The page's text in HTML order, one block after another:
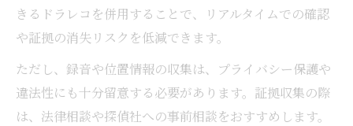
きるドラレコを併用することで、リアルタイムでの確認
や証拠の消失リスクを低減できます。
ただし、録音や位置情報の収集は、プライバシー保護や
違法性にも十分留意する必要があります。証拠収集の際
は、法律相談や探偵社への事前相談をおすすめします。